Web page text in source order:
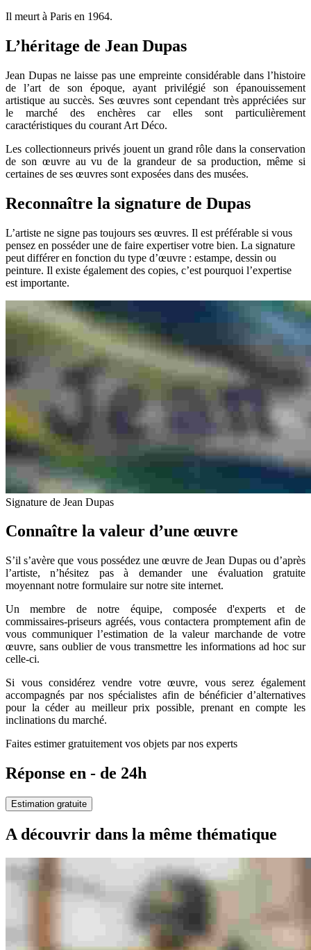
Il meurt à Paris en 1964.
L’héritage de Jean Dupas
Jean Dupas ne laisse pas une empreinte considérable dans l’histoire
de l’art de son époque, ayant privilégié son épanouissement
artistique au succès. Ses œuvres sont cependant très appréciées sur
le marché des enchères car elles sont particulièrement
caractéristiques du courant Art Déco.
Les collectionneurs privés jouent un grand rôle dans la conservation
de son œuvre au vu de la grandeur de sa production, même si
certaines de ses œuvres sont exposées dans des musées.
Reconnaître la signature de Dupas
L’artiste ne signe pas toujours ses œuvres. Il est préférable si vous
pensez en posséder une de faire expertiser votre bien. La signature
peut différer en fonction du type d’œuvre : estampe, dessin ou
peinture. Il existe également des copies, c’est pourquoi l’expertise
est importante.
Signature de Jean Dupas
Connaître la valeur d’une œuvre
S’il s’avère que vous possédez une œuvre de Jean Dupas ou d’après
l’artiste, n’hésitez pas à demander une évaluation gratuite
moyennant notre formulaire sur notre site internet.
Un membre de notre équipe, composée d'experts et de
commissaires-priseurs agréés, vous contactera promptement afin de
vous communiquer l’estimation de la valeur marchande de votre
œuvre, sans oublier de vous transmettre les informations ad hoc sur
celle-ci.
Si vous considérez vendre votre œuvre, vous serez également
accompagnés par nos spécialistes afin de bénéficier d’alternatives
pour la céder au meilleur prix possible, prenant en compte les
inclinations du marché.
Faites estimer gratuitement vos objets par nos experts
Réponse en - de 24h
Estimation gratuite
A découvrir dans la même thématique